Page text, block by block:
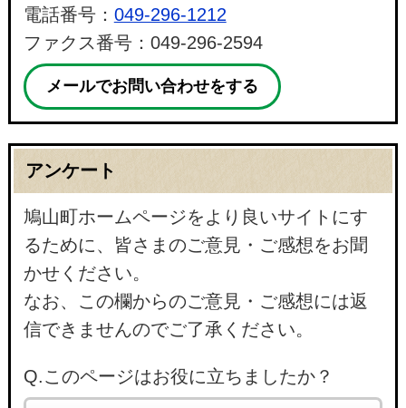
電話番号： 049-296-1212
ファクス番号：049-296-2594
メールでお問い合わせをする
アンケート
鳩山町ホームページをより良いサイトにす
るために、皆さまのご意見・ご感想をお聞
かせください。
なお、この欄からのご意見・ご感想には返
信できませんのでご了承ください。
Q.このページはお役に立ちましたか？